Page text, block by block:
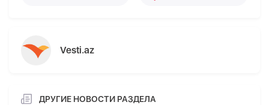
Vesti.az
ДРУГИЕ НОВОСТИ РАЗДЕЛА